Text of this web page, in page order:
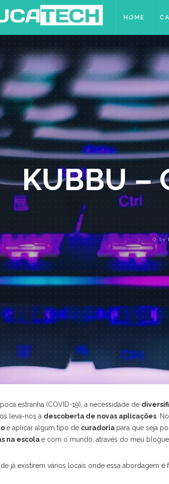
HOME
KUBBU –
by
estranha (COVID-19), a necessidade de
leva-nos à descoberta de novas aplicações .
e aplicar algum tipo de curadoria para que seja
na escolae com o mundo, através do meu blogue.
já existirem vários locais onde essa abordagem é